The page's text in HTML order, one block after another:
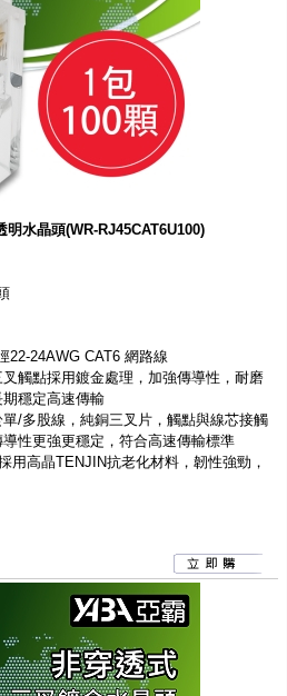
水晶頭(WR-RJ45CAT6U100)
22-24AWG CAT6 網路線
觸點採用鍍金處理，加強傳導性，耐磨
穩定高速傳輸
/多股線，純銅三叉片，觸點與線芯接觸
性更強更穩定，符合高速傳輸標準
用高晶TENJIN抗老化材料，韌性強勁，